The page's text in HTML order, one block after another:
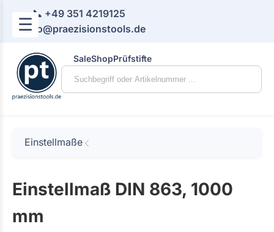
☰
📞 +49 351 4219125
📧 info@praezisionstools.de
SaleShopPrüfstifte
Einstellmaße
Einstellmaß DIN 863, 1000
mm